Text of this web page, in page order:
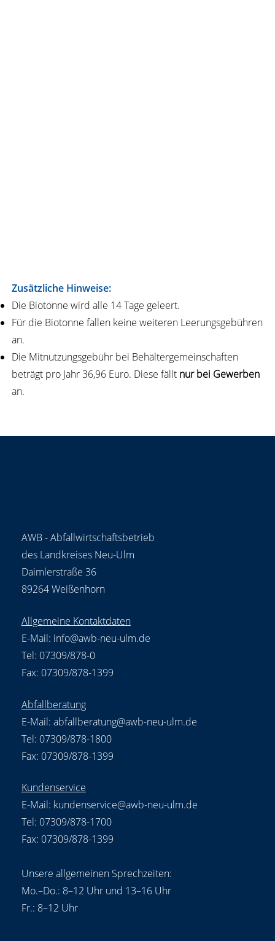
Zusätzliche Hinweise:
Die Biotonne wird alle 14 Tage geleert.
Für die Biotonne fallen keine weiteren Leerungsgebühren
an.
Die Mitnutzungsgebühr bei Behältergemeinschaften
beträgt pro Jahr 36,96 Euro. Diese fällt nur bei Gewerben
an.
AWB - Abfallwirtschaftsbetrieb
des Landkreises Neu-Ulm
Daimlerstraße 36
89264 Weißenhorn
Allgemeine Kontaktdaten
E-Mail: info@awb-neu-ulm.de
Tel: 07309/878-0
Fax: 07309/878-1399
Abfallberatung
E-Mail: abfallberatung@awb-neu-ulm.de
Tel: 07309/878-1800
Fax: 07309/878-1399
Kundenservice
E-Mail: kundenservice@awb-neu-ulm.de
Tel: 07309/878-1700
Fax: 07309/878-1399
Unsere allgemeinen Sprechzeiten:
Mo.–Do.: 8–12 Uhr und 13–16 Uhr
Fr.: 8–12 Uhr